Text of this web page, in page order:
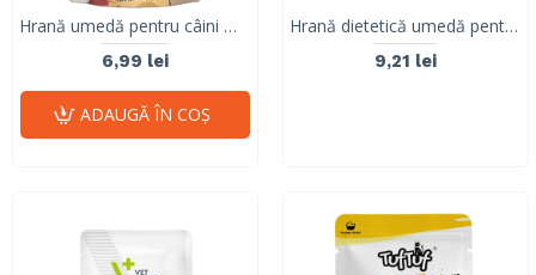
Hrană umedă pentru câini Mr. Bandit DuoProtein, pui și somon,180g
6,99 lei
ADAUGĂ ÎN COŞ
Hrană dietetică umedă pentru pisici în perioada de convalescență, RECOVERY CAT, Vet Expert, 100g
9,21 lei